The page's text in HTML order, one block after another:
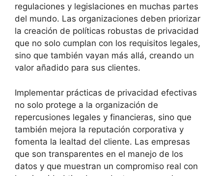
regulaciones y legislaciones en muchas partes
del mundo. Las organizaciones deben priorizar
la creación de políticas robustas de privacidad
que no solo cumplan con los requisitos legales,
sino que también vayan más allá, creando un
valor añadido para sus clientes.
Implementar prácticas de privacidad efectivas
no solo protege a la organización de
repercusiones legales y financieras, sino que
también mejora la reputación corporativa y
fomenta la lealtad del cliente. Las empresas
que son transparentes en el manejo de los
datos y que muestran un compromiso real con